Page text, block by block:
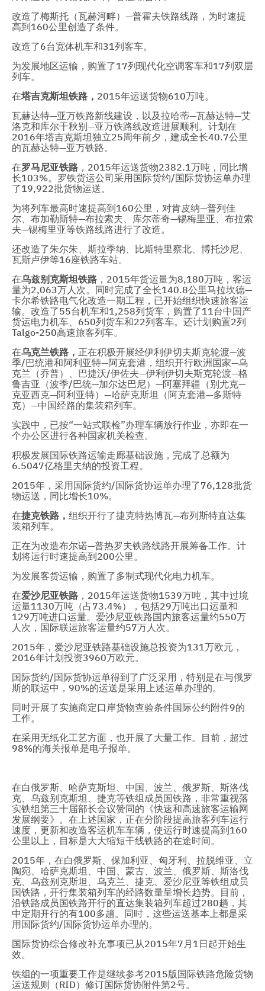
改造了梅斯托（瓦赫河畔）—普霍夫铁路线路，为时速提
高到160公里创造了条件。
改造了6台宽体机车和31列客车。
为发展地区运输，购置了17列现代化空调客车和17列双层
列车。
在塔吉克斯坦铁路， 2015年运送货物610万吨。
瓦赫达特—亚万铁路新线建设，以及拉哈蒂—瓦赫达特—艾
洛克和库尔干秋别—亚万铁路线改造进展顺利。计划在
2016年塔吉克斯坦独立25周年前夕，建成全长40.7公里
的瓦赫达特—亚万铁路。
在罗马尼亚铁路 ，2015年运送货物2382.1万吨，同比增
长103%。罗铁货运公司采用国际货约/国际货协运单办理
了19,922批货物运送。
为将列车最高时速提高到160公里，对肯皮纳—普列佳
尔、布加勒斯特—布拉索夫、库尔蒂奇—锡梅里亚、布拉索
夫—锡梅里亚等铁路线路进行了改造。
还改造了朱尔朱、斯拉季纳、比斯特里察北、博托沙尼、
瓦斯卢伊等16座铁路车站。
在乌兹别克斯坦铁路 ，2015年货运量为8,180万吨，客运
量为2,063万人次。同时完成了全长140.8公里马拉坎德—
卡尔希铁路电气化改造一期工程，已开始组织快速旅客运
输。改造了55台机车和1,258列货车，购置了11台中国产
货运电力机车、650列货车和22列客车。还计划购置2列
Talgo-250高速旅客列车。
在乌克兰铁路 ， 正在积极开展经伊利伊切夫斯克轮渡—波
季/巴统港和阿利亚特—阿克套港，组织开行欧洲国家—乌
克兰（乔普）、巴捷沃/伊佐夫—伊利伊切夫斯克轮渡—格
鲁吉亚（波季/巴统—加尔达巴尼）—阿塞拜疆（别尤克—
克亚西克—阿利亚特）—哈萨克斯坦（阿克套港—多斯特
克）—中国经路的集装箱列车。
实践中，已按“一站式联检”办理车辆放行作业，亦即在一
个办公区进行各种国家机关检查。
积极发展国际铁路运输走廊基础设施，完成了总额为
6.5047亿格里夫纳的投资工程。
2015年，采用国际货约/国际货协运单办理了76,128批货
物运送，同比增长10%。
在捷克铁路， 组织开行了捷克特热博瓦—布列斯特直达集
装箱列车。
正在为改造布尔诺—普热罗夫铁路线路开展筹备工作。计
划将运行时速提高到200公里。
为发展客货运输，购置了多制式现代化电力机车。
在爱沙尼亚铁路 ，2015年运送货物1539万吨，其中过境
运量1130万吨（占73.4%），包括29万吨出口运量和
129万吨进口运量。爱沙尼亚铁路国内旅客运量约550万
人次，国际联运旅客运量约57万人次。
2015年，爱沙尼亚铁路基础设施总投资为131万欧元，
2016年计划投资3960万欧元。
国际货约/国际货协运单得到了广泛采用，特别是在与俄罗
斯的联运中，90%的运送是采用上述运单办理的。
同时开展了实施商定口岸货物查验条件国际公约附件9的
工作。
在采用无纸化工艺方面，也开展了大量工作。目前，超过
98%的海关报单是电子报单。
在白俄罗斯、哈萨克斯坦、中国、波兰、俄罗斯、斯洛伐
克、乌兹别克斯坦、捷克等铁组成员国铁路，非常重视落
实铁组第三十届部长会议赞同的《快速和高速旅客运输网
发展纲要》。在上述国家，正在分阶段提高旅客列车运行
速度，更新和改造客运机车车辆，使运行时速提高到160
公里以上，目标是大大缩短干线铁路的在途时间。
2015年，在白俄罗斯、保加利亚、匈牙利、拉脱维亚、立
陶宛、哈萨克斯坦、中国、蒙古、波兰、俄罗斯、斯洛伐
克、乌兹别克斯坦、乌克兰、捷克、爱沙尼亚等铁组成员
国铁路，开行集装箱列车的经路数量呈增长趋势。目前，
沿铁路成员国铁路开行的直达集装箱列车超过280趟，其
中定期开行的有100多趟。同时，这些运送基本上都是采
用国际货约/国际货协运单办理的。
国际货协综合修改补充事项已从2015年7月1日起开始生
效。
铁组的一项重要工作是继续参考2015版国际铁路危险货物
运送规则（RID）修订国际货协附件第2号。